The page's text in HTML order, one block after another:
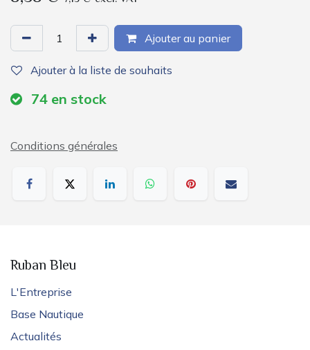
Ajouter au panier
Ajouter à la liste de souhaits
74 en stock
Conditions générales
Ruban Bleu
L'Entreprise
Base Nautique
Actualités